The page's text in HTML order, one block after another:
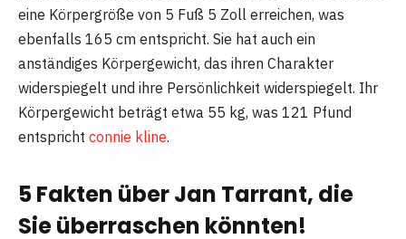
eine Körpergröße von 5 Fuß 5 Zoll erreichen, was
ebenfalls 165 cm entspricht. Sie hat auch ein
anständiges Körpergewicht, das ihren Charakter
widerspiegelt und ihre Persönlichkeit widerspiegelt. Ihr
Körpergewicht beträgt etwa 55 kg, was 121 Pfund
entspricht connie kline.
5 Fakten über Jan Tarrant, die
Sie überraschen könnten!